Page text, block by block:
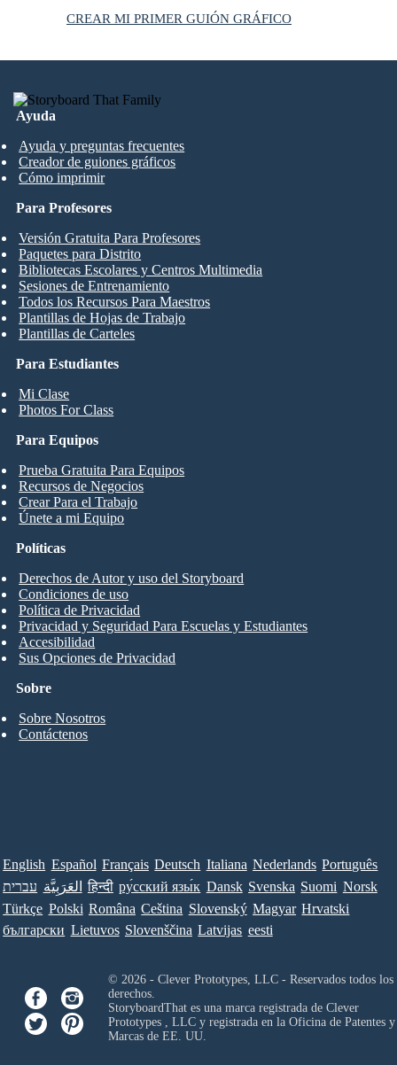
CREAR MI PRIMER GUIÓN GRÁFICO
Ayuda
Ayuda y preguntas frecuentes
Creador de guiones gráficos
Cómo imprimir
Para Estudiantes
Mi Clase
Photos For Class
Para Profesores
Versión Gratuita Para Profesores
Paquetes para Distrito
Bibliotecas Escolares y Centros Multimedia
Sesiones de Entrenamiento
Todos los Recursos Para Maestros
Plantillas de Hojas de Trabajo
Plantillas de Carteles
Para Equipos
Prueba Gratuita Para Equipos
Recursos de Negocios
Crear Para el Trabajo
Únete a mi Equipo
Sobre
Sobre Nosotros
Contáctenos
Políticas
Derechos de Autor y uso del Storyboard
Condiciones de uso
Política de Privacidad
Privacidad y Seguridad Para Escuelas y Estudiantes
Accesibilidad
Sus Opciones de Privacidad
English Español Français Deutsch Italiana Nederlands Português
עברית العَرَبِيَّة हिन्दी ру́сский язы́к Dansk Svenska Suomi Norsk
Türkçe Polski Româna Ceština Slovenský Magyar Hrvatski
български Lietuvos Slovenščina Latvijas eesti
© 2026 - Clever Prototypes, LLC - Reservados todos los
derechos.
StoryboardThat es una marca registrada de Clever
Prototypes , LLCy registrada en la Oficina de Patentes y
Marcas de EE. UU.